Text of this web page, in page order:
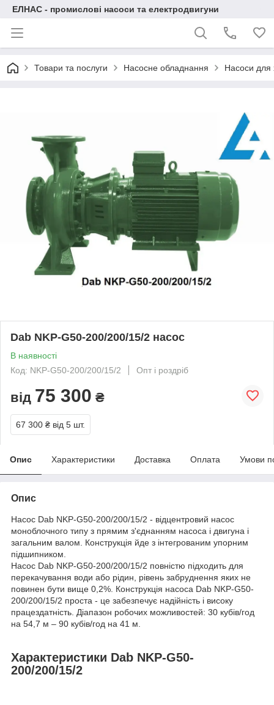
ЕЛНАС - промислові насоси та електродвигуни
Товари та послуги Насосне обладнання Насоси для
Dab NKP-G50-200/200/15/2 насос
В наявності
Код: NKP-G50-200/200/15/2
Опт і роздріб
від 75 300 ₴
67 300 ₴ від 5 шт.
Опис Характеристики Доставка Оплата Умови
Опис
Насос Dab NKP-G50-200/200/15/2 - відцентровий насос
моноблочного типу з прямим з'єднанням насоса і двигуна і
загальним валом. Конструкція йде з інтегрованим упорним
підшипником.
Насос Dab NKP-G50-200/200/15/2 повністю підходить для
перекачування води або рідин, рівень забруднення яких не
повинен бути вище 0,2%. Конструкція насоса Dab NKP-G50-
200/200/15/2 проста - це забезпечує надійність і високу
працездатність. Діапазон робочих можливостей: 30 кубів/год
на 54,7 м – 90 кубів/год на 41 м.
Характеристики Dab NKP-G50-
200/200/15/2